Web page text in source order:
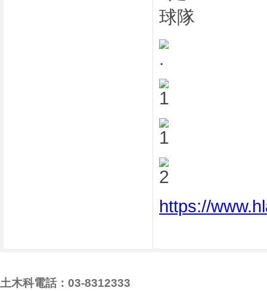
https://
土木科電話：03-8312333